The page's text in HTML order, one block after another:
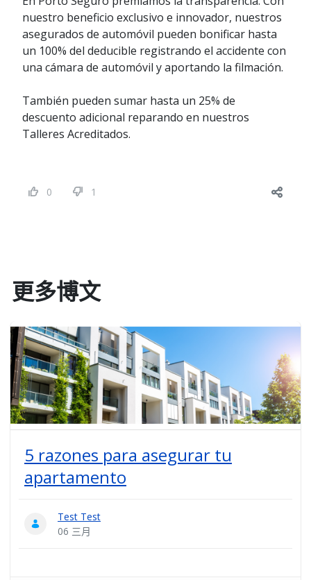
nuestro beneficio exclusivo e innovador, nuestros
asegurados de automóvil pueden bonificar hasta
un 100% del deducible registrando el accidente con
una cámara de automóvil y aportando la filmación.
También pueden sumar hasta un 25% de
descuento adicional reparando en nuestros
Talleres Acreditados.
0 1
更多博文
5 razones para asegurar tu
apartamento
Test Test
06 三月